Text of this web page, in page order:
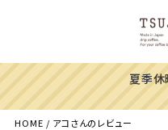
HOME アコさんのレビュー